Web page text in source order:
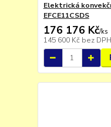
Elektrická
EFCE11CSDS
176 176 Kč/ks
145 600 Kč bez DPH